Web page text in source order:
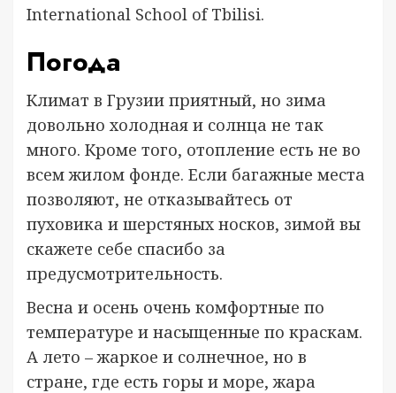
International School of Tbilisi.
Погода
Климат в Грузии приятный, но зима
довольно холодная и солнца не так
много. Кроме того, отопление есть не во
всем жилом фонде. Если багажные места
позволяют, не отказывайтесь от
пуховика и шерстяных носков, зимой вы
скажете себе спасибо за
предусмотрительность.
Весна и осень очень комфортные по
температуре и насыщенные по краскам.
А лето – жаркое и солнечное, но в
стране, где есть горы и море, жара